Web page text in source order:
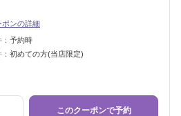
ポンの詳細
予約時
初めての方(当店限定)
このクーポンで予約